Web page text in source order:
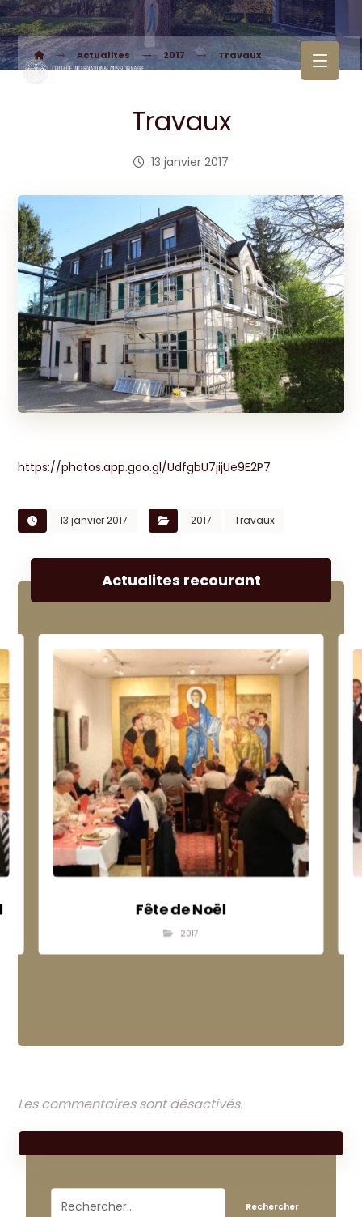
Actualites 2017 Travaux
Travaux
13 janvier 2017
https://photos.app.goo.gl/UdfgbU7jijUe9E2P7
13 janvier 2017 2017 Travaux
Actualites recourant
Fête de Noël
2017
Les commentaires sont désactivés.